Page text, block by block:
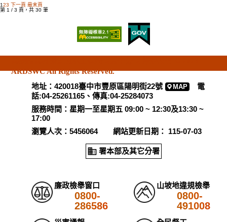
123 下一頁 最末頁
第 1 / 3 頁，共 30 筆
ARDSWC All Rights Reserved.
地址：420018臺中市豐原區陽明街22號 MAP
電
話:04-25261165、傳真:04-25284073
服務時間：星期一至星期五 09:00 ~ 12:30及13:30 ~
17:00
瀏覽人次：5456064 網站更新日期： 115-07-03
署本部及其它分署
廉政檢舉窗口
0800-
286586
山坡地違規檢舉
0800-
491008